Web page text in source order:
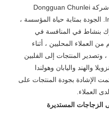
الأوتوماتيكية من Chunlei. تعتبر شركة Dongguan Chunlei
Intelligent Equipment Co. ، Ltd. الجودة بمثابة حياة المؤسسة ،
بنشاط في المنافسة في
العملاء المحليين ، أثناء
المنتجات إلى الفلبين
والهند واليابان وهولندا
الإشادة بجودة المنتجات على
العملاء.
الزجاجات المستديرة